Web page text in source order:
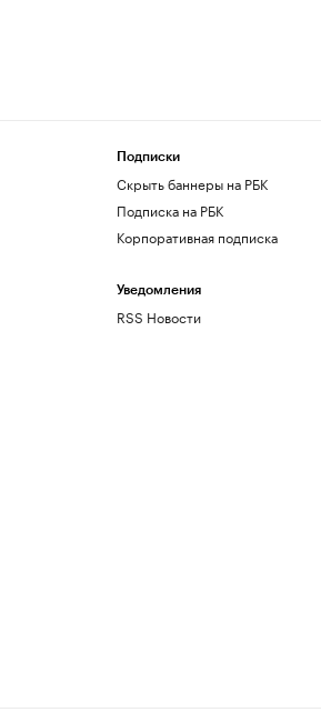
Подписки
Скрыть баннеры на РБК
Подписка на РБК
Корпоративная подписка
Уведомления
RSS Новости